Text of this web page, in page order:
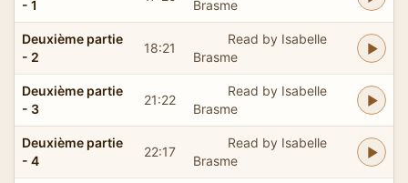
- 1
Brasme
Deuxième partie
- 2
18:21
Read by Isabelle
Brasme
Deuxième partie
- 3
21:22
Read by Isabelle
Brasme
Deuxième partie
- 4
22:17
Read by Isabelle
Brasme